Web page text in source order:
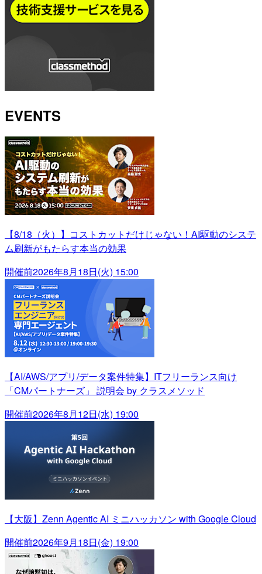
EVENTS
【8/18（火）】コストカットだけじゃない！AI駆動のシステ
ム刷新がもたらす本当の効果
開催前2026年8月18日(火) 15:00
【AI/AWS/アプリ/データ案件特集】ITフリーランス向け
「CMパートナーズ」 説明会 by クラスメソッド
開催前2026年8月12日(水) 19:00
【大阪】Zenn Agentic AI ミニハッカソン with Google Cloud
開催前2026年9月18日(金) 19:00